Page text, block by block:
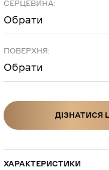
СЕРЦЕВИНА:
Обрати
ПОВЕРХНЯ:
Обрати
ДІЗНАТИСЯ
ХАРАКТЕРИСТИКИ